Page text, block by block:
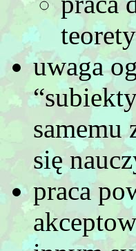
uwaga
samemu
się
praca